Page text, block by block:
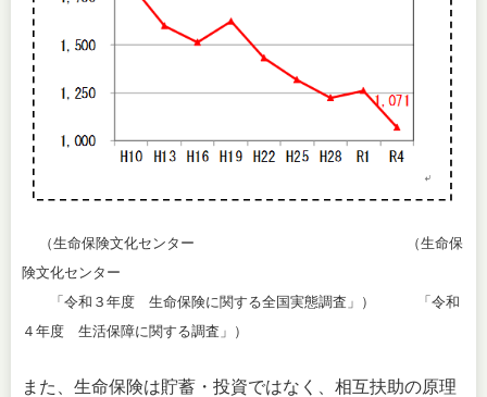
（生命保険文化センター （生命保
険文化センター
「令和３年度 生命保険に関する全国実態調査」） 「令和
４年度 生活保障に関する調査」）
また、生命保険は貯蓄・投資ではなく、相互扶助の原理